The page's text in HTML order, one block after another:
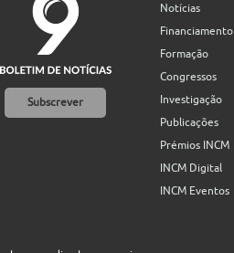
Subscrever
Notícias
Financiamento
Formação
Congressos
Investigação
Publicações
Prémios INCM
INCM Digital
INCM Eventos